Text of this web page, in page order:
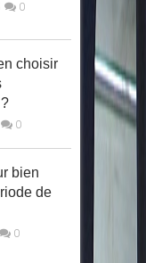
0
choisir
0
bien
de
0